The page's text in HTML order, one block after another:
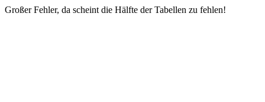
Großer Fehler, da scheint die Hälfte der Tabellen zu fehlen!